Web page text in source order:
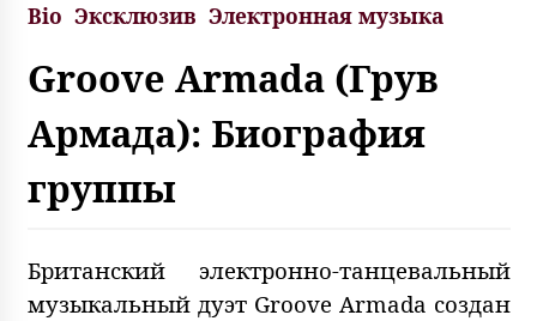
Bio Эксклюзив Электронная музыка
Groove Armada (Грув
Армада): Биография
группы
Британский электронно-танцевальный
музыкальный дуэт Groove Armada создан